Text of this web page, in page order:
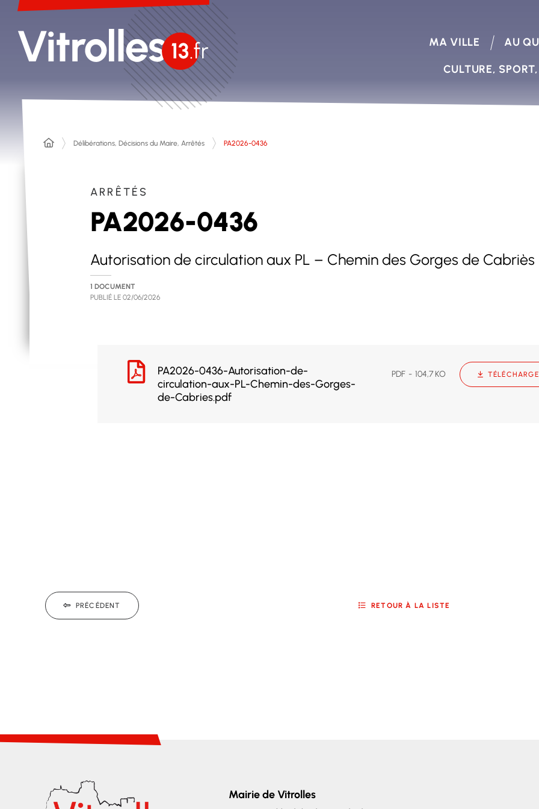
MA VILLE AU
CULTURE,
Délibérations, Décisions du Maire, Arrêtés PA2026-0436
ARRÊTÉS
PA2026-0436
Autorisation de circulation aux PL – Chemin des Gorges de Cabriès
1 DOCUMENT
PUBLIÉ LE 02/06/2026
PA2026-0436-Autorisation-de-
circulation-aux-PL-Chemin-des-Gorges-
de-Cabries.pdf
PDF 104,7 KO
PRÉCÉDENT RETOUR À LA LISTE
Mairie de Vitrolles